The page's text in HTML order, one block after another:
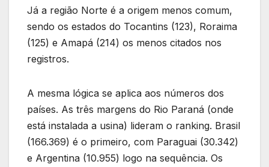
Já a região Norte é a origem menos comum,
sendo os estados do Tocantins (123), Roraima
(125) e Amapá (214) os menos citados nos
registros.
A mesma lógica se aplica aos números dos
países. As três margens do Rio Paraná (onde
está instalada a usina) lideram o ranking. Brasil
(166.369) é o primeiro, com Paraguai (30.342)
e Argentina (10.955) logo na sequência. Os